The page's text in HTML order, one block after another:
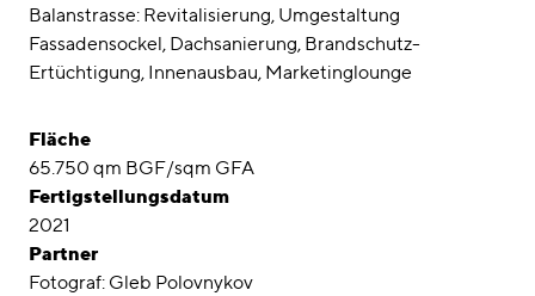
English
Impressum
Balanstrasse: Revitalisierung, Umgestaltung
Fassadensockel, Dachsanierung, Brandschutz-
Ertüchtigung, Innenausbau, Marketinglounge
Fläche
65.750 qm BGF/sqm GFA
Fertigstellungsdatum
2021
Partner
Fotograf: Gleb Polovnykov